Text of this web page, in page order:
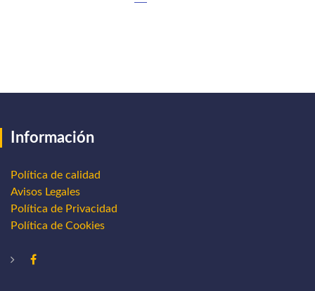
Información
Política de calidad
Avisos Legales
Política de Privacidad
Política de Cookies